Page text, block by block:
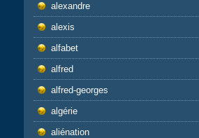
alexandre
alexis
alfabet
alfred
alfred-georges
algérie
aliénation